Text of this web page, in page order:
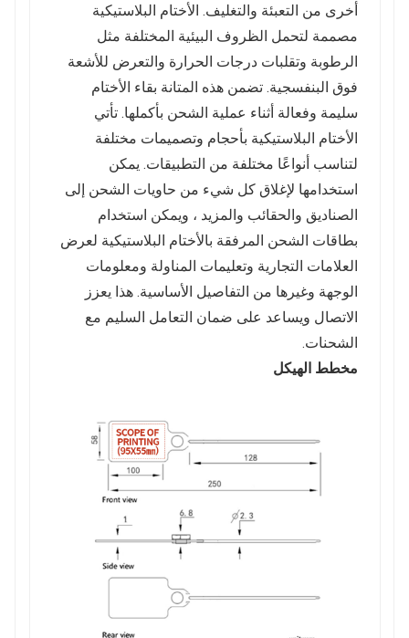
أخرى من التعبئة والتغليف. الأختام البلاستيكية
مصممة لتحمل الظروف البيئية المختلفة مثل
الرطوبة وتقلبات درجات الحرارة والتعرض للأشعة
فوق البنفسجية. تضمن هذه المتانة بقاء الأختام
سليمة وفعالة أثناء عملية الشحن بأكملها. تأتي
الأختام البلاستيكية بأحجام وتصميمات مختلفة
لتناسب أنواعًا مختلفة من التطبيقات. يمكن
استخدامها لإغلاق كل شيء من حاويات الشحن إلى
الصناديق والحقائب والمزيد ، ويمكن استخدام
بطاقات الشحن المرفقة بالأختام البلاستيكية لعرض
العلامات التجارية وتعليمات المناولة ومعلومات
الوجهة وغيرها من التفاصيل الأساسية. هذا يعزز
الاتصال ويساعد على ضمان التعامل السليم مع
الشحنات.
مخطط الهيكل